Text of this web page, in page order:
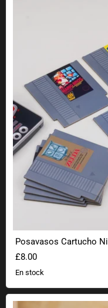
Posavasos Cartucho
£8.00
En stock